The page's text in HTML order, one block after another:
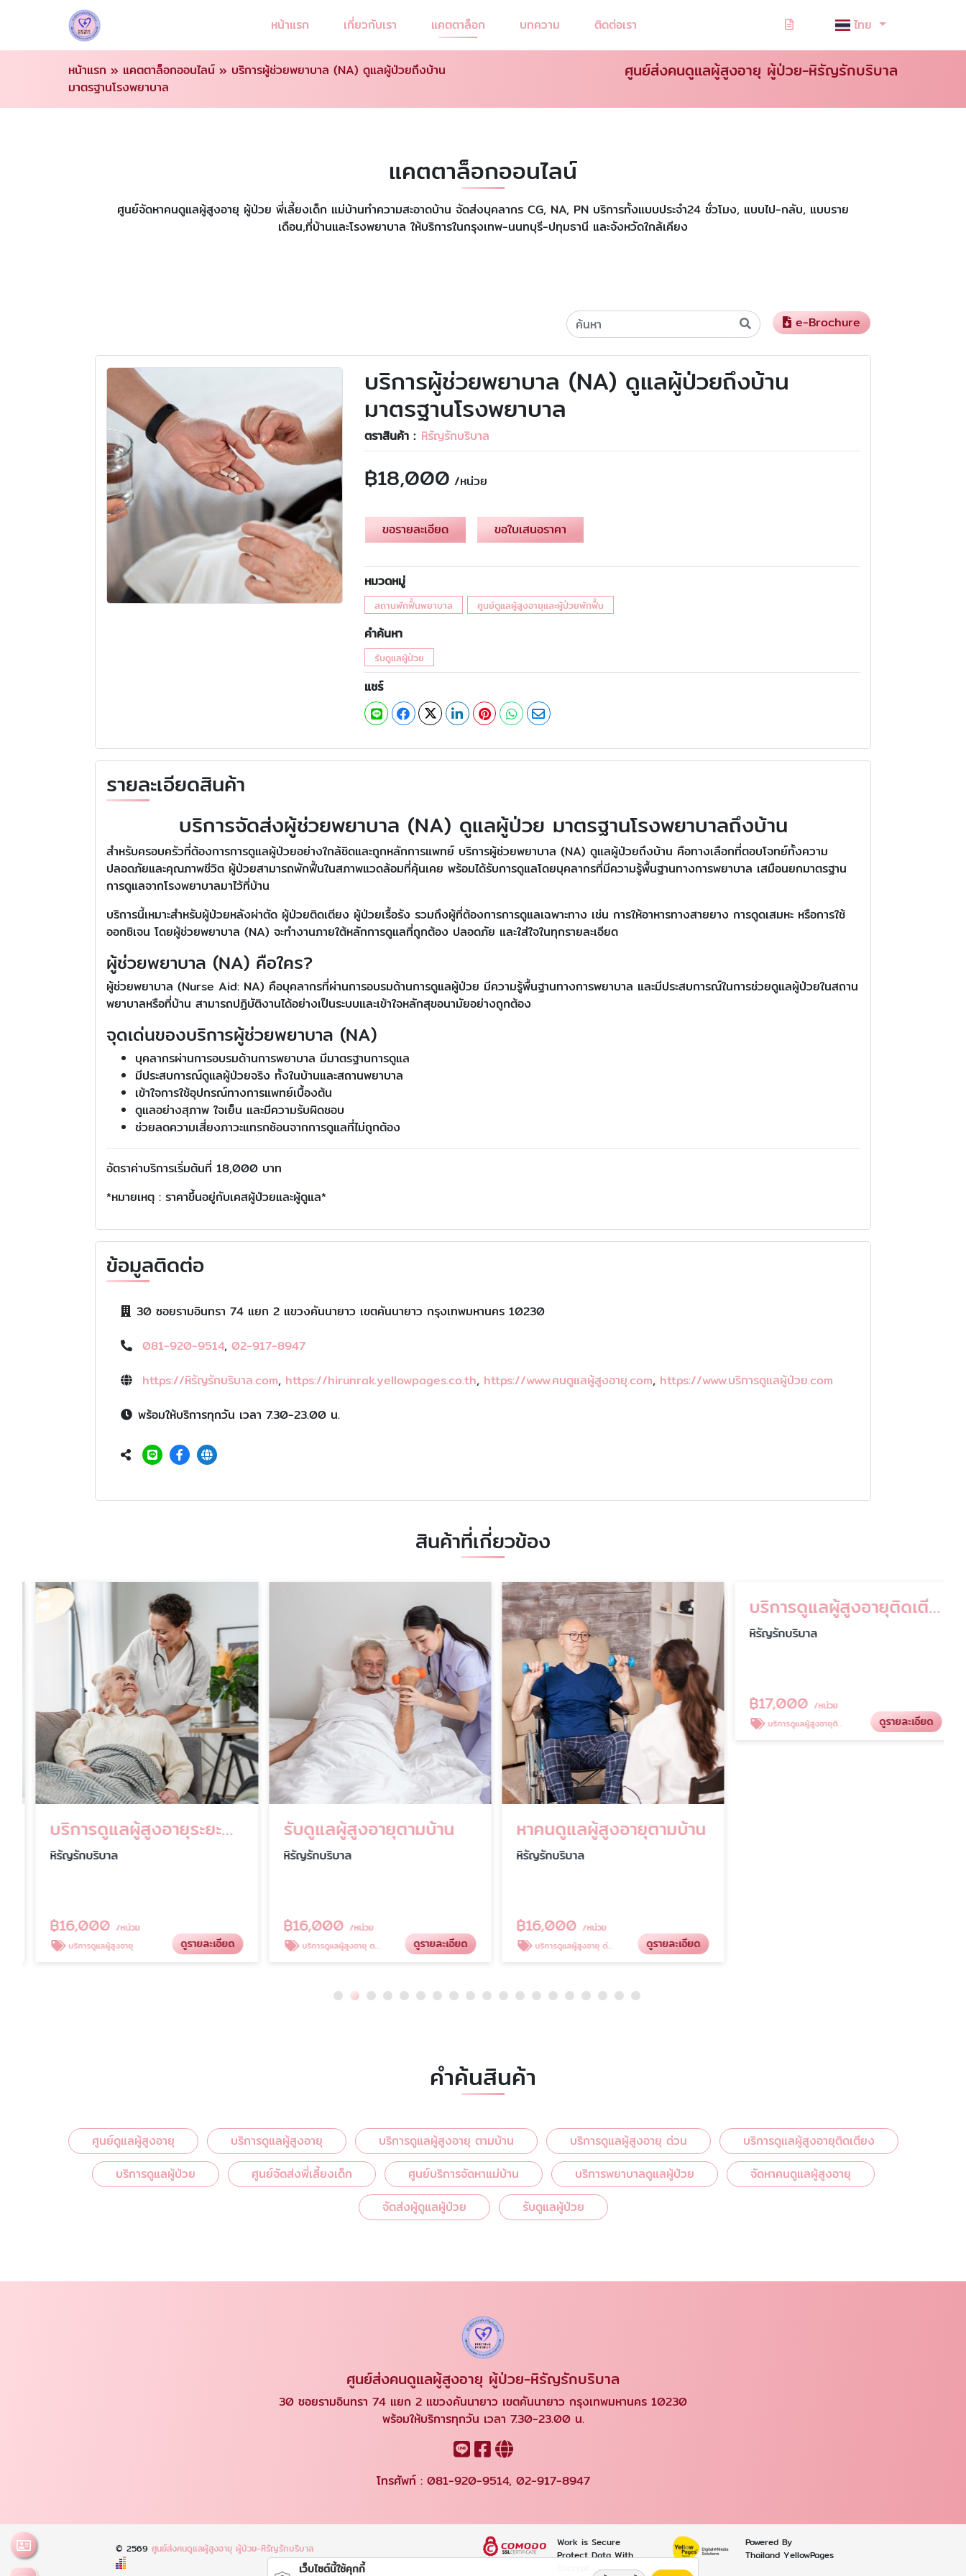
หน้าแรก เกี่ยวกับเรา แคตตาล็อก บทความ ติดต่อเรา ไทย
หน้าแรก » แคตตาล็อกออนไลน์ » บริการผู้ช่วยพยาบาล (NA) ดูแลผู้ป่วยถึงบ้าน
มาตรฐานโรงพยาบาล
ศูนย์ส่งคนดูแลผู้สูงอายุ ผู้ป่วย-หิรัญรักบริบาล
แคตตาล็อกออนไลน์
ศูนย์จัดหาคนดูแลผู้สูงอายุ ผู้ป่วย พี่เลี้ยงเด็ก แม่บ้านทำความสะอาดบ้าน จัดส่งบุคลากร CG, NA, PN บริการทั้งแบบประจำ24 ชั่วโมง, แบบไป-กลับ, แบบราย
เดือน,ที่บ้านและโรงพยาบาล ให้บริการในกรุงเทพ-นนทบุรี-ปทุมธานี และจังหวัดใกล้เคียง
e-Brochure
บริการผู้ช่วยพยาบาล (NA) ดูแลผู้ป่วยถึงบ้าน
มาตรฐานโรงพยาบาล
ตราสินค้า : หิรัญรักบริบาล
฿18,000 /หน่วย
ขอรายละเอียด ขอใบเสนอราคา
หมวดหมู่
สถานพักฟื้นพยาบาล ศูนย์ดูแลผู้สูงอายุและผู้ป่วยพักฟื้น
คำค้นหา
รับดูแลผู้ป่วย
แชร์
รายละเอียดสินค้า
บริการจัดส่งผู้ช่วยพยาบาล (NA) ดูแลผู้ป่วย มาตรฐานโรงพยาบาลถึงบ้าน
สำหรับครอบครัวที่ต้องการการดูแลผู้ป่วยอย่างใกล้ชิดและถูกหลักการแพทย์ บริการผู้ช่วยพยาบาล (NA) ดูแลผู้ป่วยถึงบ้าน คือทางเลือกที่ตอบโจทย์ทั้งความ
ปลอดภัยและคุณภาพชีวิต ผู้ป่วยสามารถพักฟื้นในสภาพแวดล้อมที่คุ้นเคย พร้อมได้รับการดูแลโดยบุคลากรที่มีความรู้พื้นฐานทางการพยาบาล เสมือนยกมาตรฐาน
การดูแลจากโรงพยาบาลมาไว้ที่บ้าน
บริการนี้เหมาะสำหรับผู้ป่วยหลังผ่าตัด ผู้ป่วยติดเตียง ผู้ป่วยเรื้อรัง รวมถึงผู้ที่ต้องการการดูแลเฉพาะทาง เช่น การให้อาหารทางสายยาง การดูดเสมหะ หรือการใช้
ออกซิเจน โดยผู้ช่วยพยาบาล (NA) จะทำงานภายใต้หลักการดูแลที่ถูกต้อง ปลอดภัย และใส่ใจในทุกรายละเอียด
ผู้ช่วยพยาบาล (NA) คือใคร?
ผู้ช่วยพยาบาล (Nurse Aid: NA) คือบุคลากรที่ผ่านการอบรมด้านการดูแลผู้ป่วย มีความรู้พื้นฐานทางการพยาบาล และมีประสบการณ์ในการช่วยดูแลผู้ป่วยในสถาน
พยาบาลหรือที่บ้าน สามารถปฏิบัติงานได้อย่างเป็นระบบและเข้าใจหลักสุขอนามัยอย่างถูกต้อง
จุดเด่นของบริการผู้ช่วยพยาบาล (NA)
บุคลากรผ่านการอบรมด้านการพยาบาล มีมาตรฐานการดูแล
มีประสบการณ์ดูแลผู้ป่วยจริง ทั้งในบ้านและสถานพยาบาล
เข้าใจการใช้อุปกรณ์ทางการแพทย์เบื้องต้น
ดูแลอย่างสุภาพ ใจเย็น และมีความรับผิดชอบ
ช่วยลดความเสี่ยงภาวะแทรกซ้อนจากการดูแลที่ไม่ถูกต้อง
อัตราค่าบริการเริ่มต้นที่ 18,000 บาท
*หมายเหตุ : ราคาขึ้นอยู่กับเคสผู้ป่วยและผู้ดูแล*
ข้อมูลติดต่อ
30 ซอยรามอินทรา 74 แยก 2 แขวงคันนายาว เขตคันนายาว กรุงเทพมหานคร 10230
081-920-9514, 02-917-8947
https://หิรัญรักบริบาล.com, https://hirunrak.yellowpages.co.th, https://www.คนดูแลผู้สูงอายุ.com, https://www.บริการดูแลผู้ป่วย.com
พร้อมให้บริการทุกวัน เวลา 7.30-23.00 น.
สินค้าที่เกี่ยวข้อง
บริการดูแลผู้สูงอายุระยะยาว
หิรัญรักบริบาล
16,000 /หน่วย
บริการดูแลผู้สูงอายุ ดูรายละเอียด
รับดูแลผู้สูงอายุตามบ้าน
หิรัญรักบริบาล
16,000 /หน่วย
บริการดูแลผู้สูงอายุ ตามบ้าน ดูรายละเอียด
หาคนดูแลผู้สูงอายุตามบ้าน
หิรัญรักบริบาล
16,000 /หน่วย
บริการดูแลผู้สูงอายุ ด่วน ดูรายละเอียด
บริการดูแลผู้สูงอายุติดเตียง
หิรัญรักบริบาล
17,000 /หน่วย
บริการดูแลผู้สูงอายุติดเตียง ดูรายละเอียด
คำค้นสินค้า
ศูนย์ดูแลผู้สูงอายุ บริการดูแลผู้สูงอายุ บริการดูแลผู้สูงอายุ ตามบ้าน บริการดูแลผู้สูงอายุ ด่วน
บริการดูแลผู้สูงอายุติดเตียง
บริการดูแลผู้ป่วย
ศูนย์จัดส่งพี่เลี้ยงเด็ก ศูนย์บริการจัดหาแม่บ้าน บริการพยาบาลดูแลผู้ป่วย
จัดหาคนดูแลผู้สูงอายุ
จัดส่งผู้ดูแลผู้ป่วย
รับดูแลผู้ป่วย
ศูนย์ส่งคนดูแลผู้สูงอายุ ผู้ป่วย-หิรัญรักบริบาล
30 ซอยรามอินทรา 74 แยก 2 แขวงคันนายาว เขตคันนายาว กรุงเทพมหานคร 10230
พร้อมให้บริการทุกวัน เวลา 7.30-23.00 น.
โทรศัพท์ : 081-920-9514, 02-917-8947
© 2569ศูนย์ส่งคนดูแลผู้สูงอายุ ผู้ป่วย-หิรัญรักบริบาล
Work is Secure
Protect Data With
Powered By
Thailand YellowPages
เว็บไซต์นี้ใช้คุกกี้